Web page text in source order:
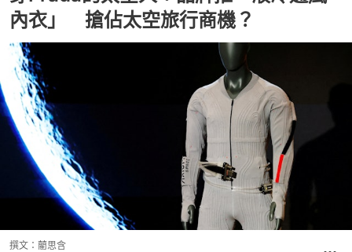
內衣」 搶佔太空旅行商機？
撰文： 藺思含